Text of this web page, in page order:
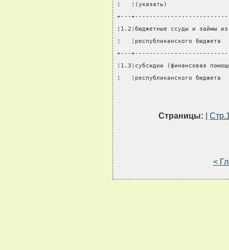
¦   ¦(указать)
+---
¦1.2¦бюджетные ссуды и
¦   ¦республиканского
+---
¦1.3¦субсидии (финансовая
¦   ¦республиканского
Страницы:
<